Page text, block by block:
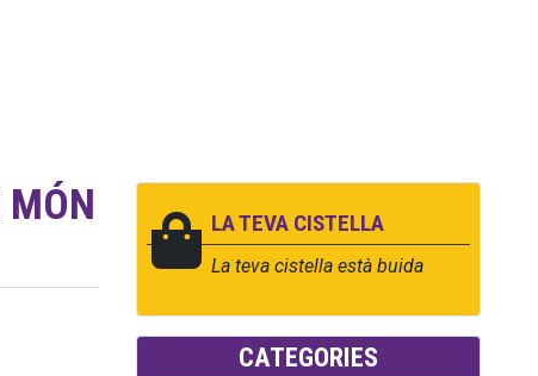
MÓN
LA TEVA CISTELLA
La teva cistella està buida
CATEGORIES